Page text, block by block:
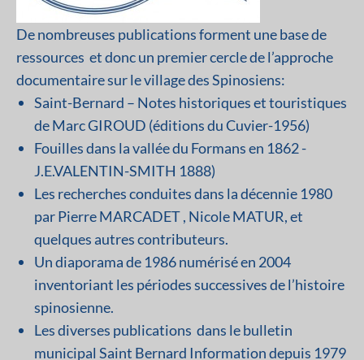
De nombreuses publications forment une base de
ressources et donc un premier cercle de l’approche
documentaire sur le village des Spinosiens:
Saint-Bernard – Notes historiques et touristiques
de Marc GIROUD (éditions du Cuvier-1956)
Fouilles dans la vallée du Formans en 1862 -
J.E.VALENTIN-SMITH 1888)
Les recherches conduites dans la décennie 1980
par Pierre MARCADET , Nicole MATUR, et
quelques autres contributeurs.
Un diaporama de 1986 numérisé en 2004
inventoriant les périodes successives de l’histoire
spinosienne.
Les diverses publications dans le bulletin
municipal Saint Bernard Information depuis 1979